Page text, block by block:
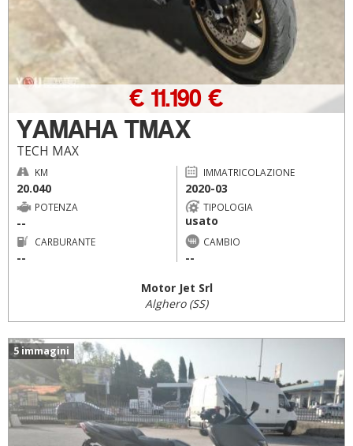
YAMAHA TMAX
TECH MAX
€ 11.190 €
KM
20.040
IMMATRICOLAZIONE
2020-03
POTENZA
--
TIPOLOGIA
usato
CARBURANTE
--
CAMBIO
--
Motor Jet Srl
Alghero (SS)
5 immagini